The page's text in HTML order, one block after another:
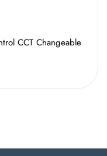
CCT Changeable